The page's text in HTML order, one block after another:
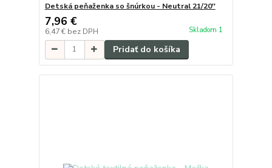
Detská peňaženka so šnúrkou - Neutral 21/20''
7,96 €
6,47 € bez DPH Skladom 1
Pridať do košíka